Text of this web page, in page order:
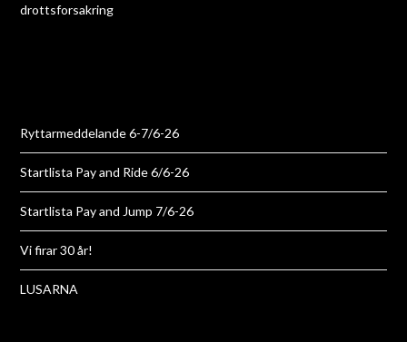
drottsforsakring
Ryttarmeddelande 6-7/6-26
Startlista Pay and Ride 6/6-26
Startlista Pay and Jump 7/6-26
Vi firar 30 år!
LUSARNA